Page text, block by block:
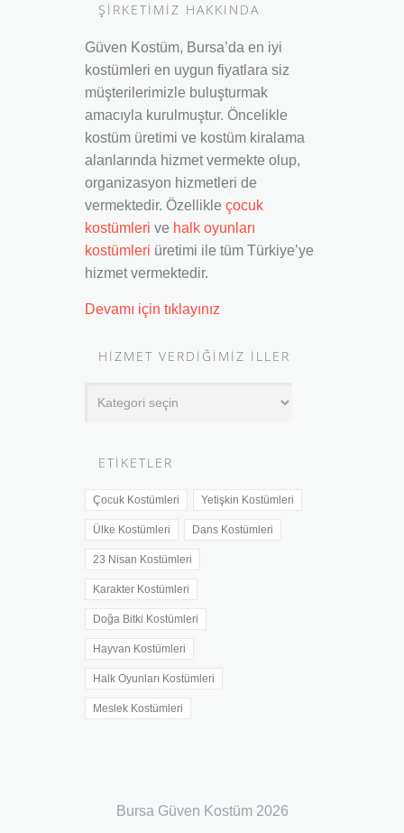
ŞİRKETİMİZ HAKKINDA
Güven Kostüm, Bursa’da en iyi
kostümleri en uygun fiyatlara siz
müşterilerimizle buluşturmak
amacıyla kurulmuştur. Öncelikle
kostüm üretimi ve kostüm kiralama
alanlarında hizmet vermekte olup,
organizasyon hizmetleri de
vermektedir. Özellikle çocuk
kostümleri ve halk oyunları
kostümleri üretimi ile tüm Türkiye’ye
hizmet vermektedir.
Devamı için tıklayınız
HIZMET VERDIĞIMIZ İLLER
Verdiğimiz
ETIKETLER
Çocuk Kostümleri Yetişkin Kostümleri
Ülke Kostümleri Dans Kostümleri
23 Nisan Kostümleri
Karakter Kostümleri
Doğa Bitki Kostümleri
Hayvan Kostümleri
Halk Oyunları Kostümleri
Meslek Kostümleri
Bursa Güven Kostüm 2026